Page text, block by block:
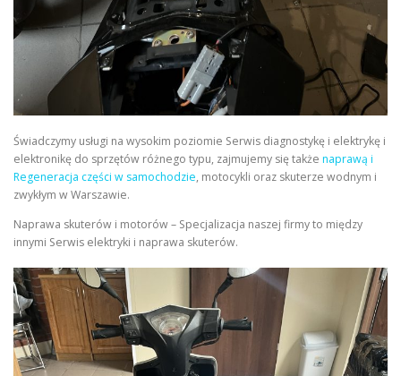
Świadczymy usługi na wysokim poziomie Serwis diagnostykę i elektrykę i
elektronikę do sprzętów różnego typu, zajmujemy się także naprawą i
Regeneracja części w samochodzie, motocykli oraz skuterze wodnym i
zwykłym w Warszawie.
Naprawa skuterów i motorów – Specjalizacja naszej firmy to między
innymi Serwis elektryki i naprawa skuterów.